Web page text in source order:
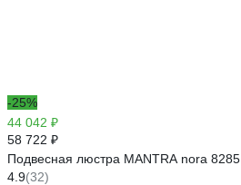
-25%
44 042 ₽
58 722 ₽
Подвесная люстра MANTRA nora 8285
4.9(32)